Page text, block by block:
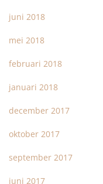
juni 2018
mei 2018
februari 2018
januari 2018
december 2017
oktober 2017
september 2017
juni 2017